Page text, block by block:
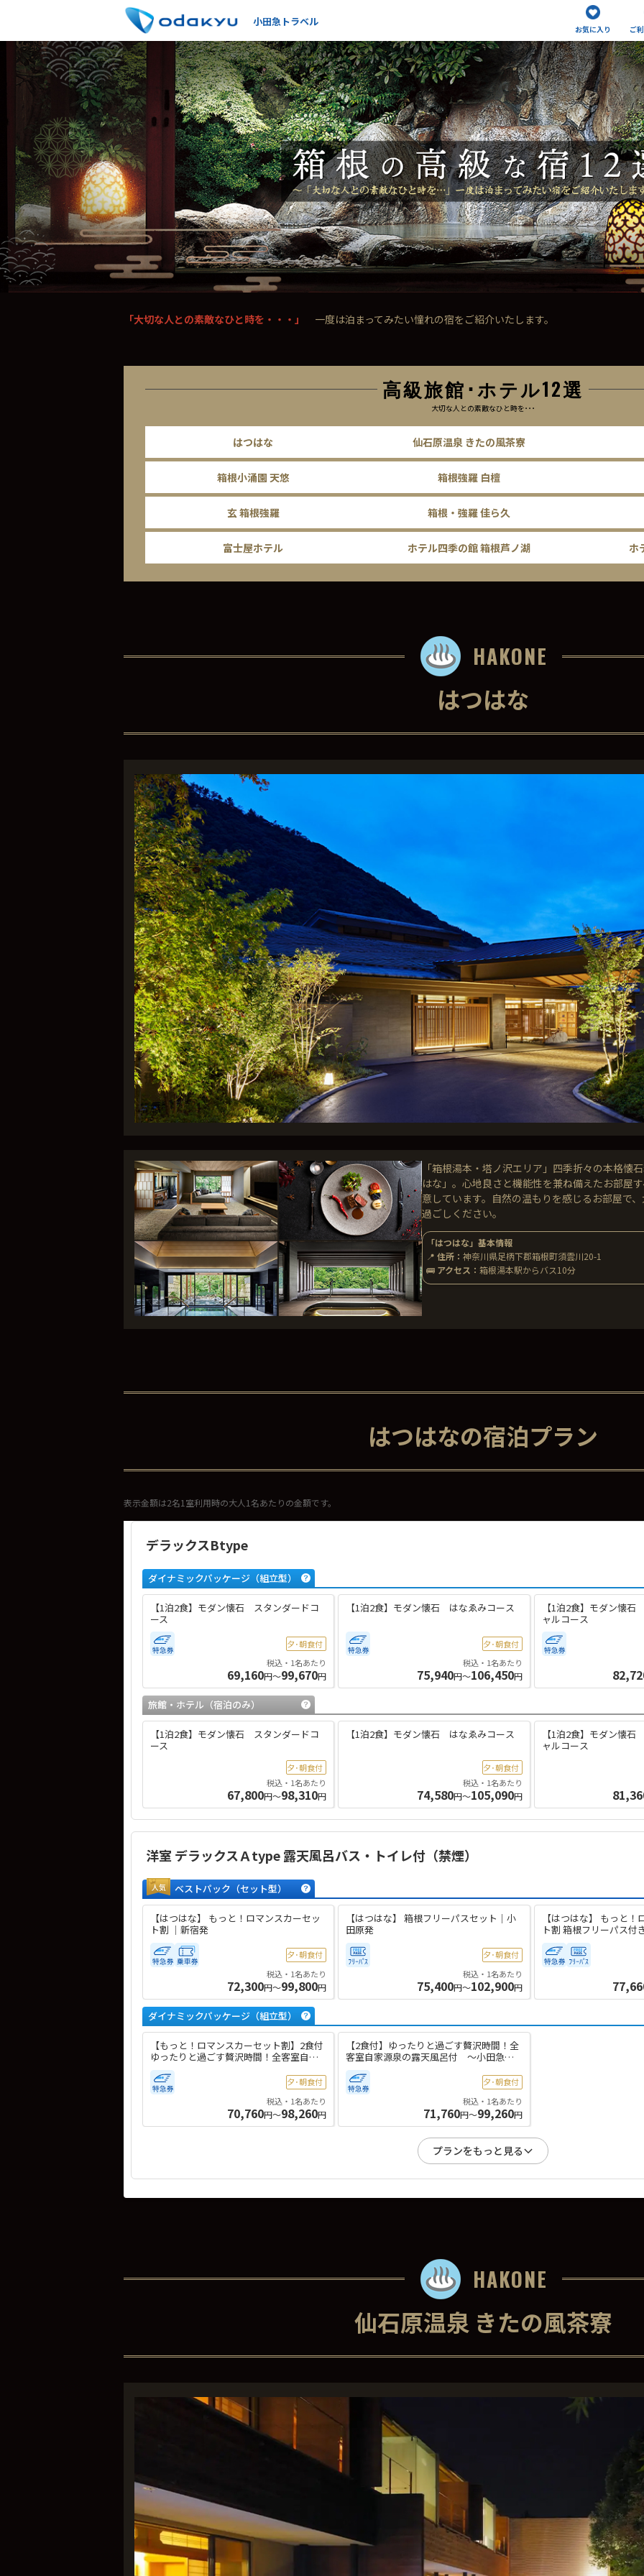
小田急トラベル
お気に入り ご
「大切な人との素敵なひと時を・・・」 一度は泊まってみたい憧れの宿をご紹介いたします。
高級旅館･ホテル12選
大切な人との素敵なひと時を･･･
はつはな 仙石原温泉 きたの風茶寮
箱根小涌園 天悠 箱根強羅 白檀
玄 箱根強羅 箱根・強羅 佳ら久
富士屋ホテル ホテル四季の館 箱根芦ノ湖 ホ
HAKONE
はつはな
「箱根湯本・塔ノ沢エリア」四季折々の本格懐
はな」。心地良さと機能性を兼ね備えたお部屋
意しています。自然の温もりを感じるお部屋で
過ごしください。
「はつはな」基本情報
📍 住所： 神奈川県足柄下郡箱根町須雲川20-1
🚌 アクセス： 箱根湯本駅からバス10分
はつはなの宿泊プラン
表示金額は2名1室利用時の大人1名あたりの金額です。
デラックスBtype
ダイナミックパッケージ（組立型）
【1泊2食】モダン懐石 スタンダードコ
ース
夕･朝食付
税込・1名あたり
69,160円～99,670円
【1泊2食】モダン懐石 はなゑみコース
夕･朝食付
税込・1名あたり
75,940円～106,450円
【1泊2食】モダン懐
ャルコース
旅館・ホテル （宿泊のみ）
【1泊2食】モダン懐石 スタンダードコ
ース
夕･朝食付
税込・1名あたり
67,800円～98,310円
【1泊2食】モダン懐石 はなゑみコース
夕･朝食付
税込・1名あたり
74,580円～105,090円
【1泊2食】モダン懐
ャルコース
洋室 デラックスＡtype 露天風呂バス・トイレ付（禁煙）
人気 ベストパック （セット型）
【はつはな】 もっと！ロマンスカーセッ
ト割 ｜新宿発
夕･朝食付
税込・1名あたり
72,300円～99,800円
【はつはな】 箱根フリーパスセット｜小
田原発
夕･朝食付
税込・1名あたり
75,400円～102,900円
【はつはな】 もっと！
ト割 箱根フリーパス
ダイナミックパッケージ（組立型）
【もっと！ロマンスカーセット割】2食付
ゆったりと過ごす贅沢時間！全客室自家
源泉の露天風呂付 ～小田急セレクト～
夕･朝食付
税込・1名あたり
70,760円～98,260円
【2食付】ゆったりと過ごす贅沢時間！全
客室自家源泉の露天風呂付 ～小田急セ
レクト～
夕･朝食付
税込・1名あたり
71,760円～99,260円
プランをもっと見る
HAKONE
仙石原温泉 きたの風茶寮